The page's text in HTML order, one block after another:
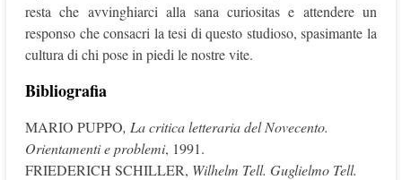
resta che avvinghiarci alla sana curiositas e attendere un
responso che consacri la tesi di questo studioso, spasimante la
cultura di chi pose in piedi le nostre vite.
Bibliografia
MARIO PUPPO, La critica letteraria del Novecento.
Orientamenti e problemi, 1991.
FRIEDERICH SCHILLER, Wilhelm Tell. Guglielmo Tell.